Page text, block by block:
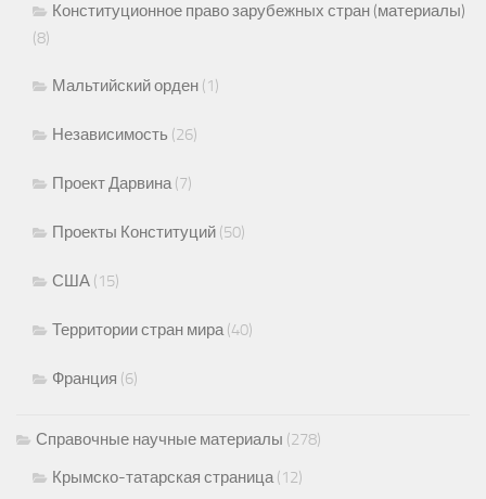
Конституционное право зарубежных стран (материалы)
(8)
Мальтийский орден (1)
Независимость (26)
Проект Дарвина(7)
Проекты Конституций (50)
США (15)
Территории стран мира(40)
Франция (6)
Справочные научные материалы (278)
Крымско-татарская страница(12)